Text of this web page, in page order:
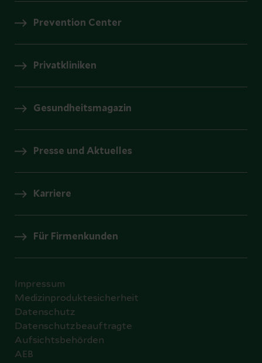
Prevention Center
Privatkliniken
Gesundheitsmagazin
Presse und Aktuelles
Karriere
Für Firmenkunden
Impressum
Medizinproduktesicherheit
Datenschutz
Datenschutzbeauftragte
Aufsichtsbehörden
AEB